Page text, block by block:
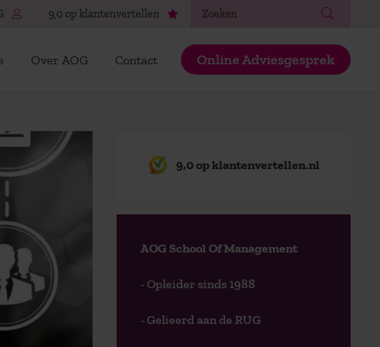
9,0 op klantenvertellen
Over AOG Contact Online Adviesgesprek
9,0 op klantenvertellen.nl
AOG School Of Management
- Opleider sinds 1988
- Gelieerd aan de RUG